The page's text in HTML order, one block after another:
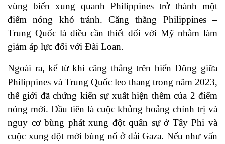
vùng biển xung quanh Philippines trở thành một
điểm nóng khó tránh. Căng thẳng Philippines –
Trung Quốc là điều cần thiết đối với Mỹ nhằm làm
giảm áp lực đối với Đài Loan.
Ngoài ra, kể từ khi căng thẳng trên biển Đông giữa
Philippines và Trung Quốc leo thang trong năm 2023,
thế giới đã chứng kiến sự xuất hiện thêm của 2 điểm
nóng mới. Đầu tiên là cuộc khủng hoảng chính trị và
nguy cơ bùng phát xung đột quân sự ở Tây Phi và
cuộc xung đột mới bùng nổ ở dải Gaza. Nếu như vấn